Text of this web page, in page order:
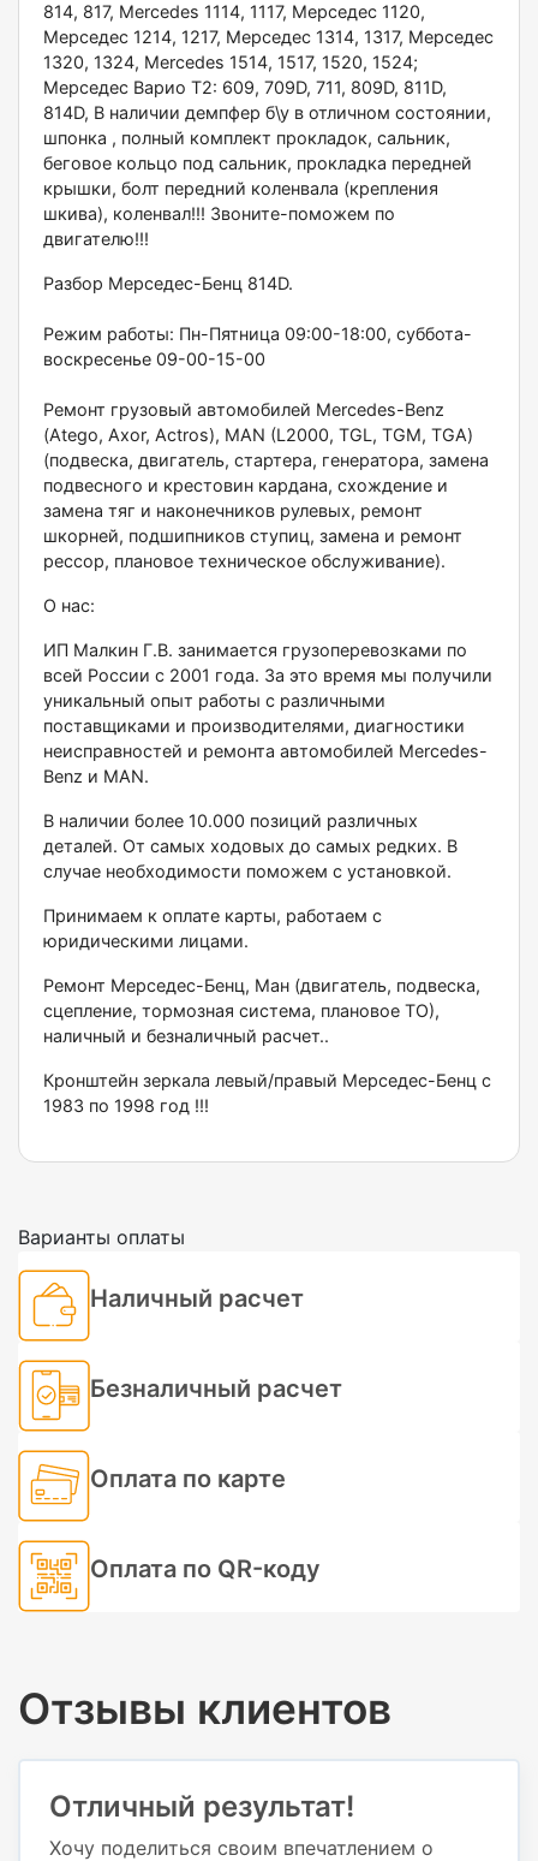
814, 817, Меrсedеs 1114, 1117, Mepсeдеc 1120,
Меpсeдeс 1214, 1217, Мерседес 1314, 1317, Мерседес
1320, 1324, Меrсеdеs 1514, 1517, 1520, 1524;
Мерседес Варио Т2: 609, 709D, 711, 809D, 811D,
814D, В наличии демпфер б\у в отличном состоянии,
шпонка , полный комплект прокладок, сальник,
беговое кольцо под сальник, прокладка передней
крышки, болт передний коленвала (крепления
шкива), коленвал!!! Звоните-поможем по
двигателю!!!
Разбор Мерседес-Бенц 814D.
Режим работы: Пн-Пятница 09:00-18:00, суббота-
воскресенье 09-00-15-00
Ремонт грузовый автомобилей Меrсеdеs-Веnz
(Аtеgо, Ахоr, Асtrоs), МАN (L2000, ТGL, ТGМ, ТGА)
(подвеска, двигатель, стартера, генератора, замена
подвесного и крестовин кардана, схождение и
замена тяг и наконечников рулевых, ремонт
шкорней, подшипников ступиц, замена и ремонт
рессор, плановое техническое обслуживание).
О нас:
ИП Малкин Г.В. занимается грузоперевозками по
всей России с 2001 года. За это время мы получили
уникальный опыт работы с различными
поставщиками и производителями, диагностики
неисправностей и ремонта автомобилей Меrсеdеs-
Веnz и МАN.
В наличии более 10.000 позиций различных
деталей. От самых ходовых до самых редких. В
случае необходимости поможем с установкой.
Принимаем к оплате карты, работаем с
юридическими лицами.
Ремонт Мерседес-Бенц, Ман (двигатель, подвеска,
сцепление, тормозная система, плановое ТО),
наличный и безналичный расчет..
Кронштейн зеркала левый/правый Мерседес-Бенц с
1983 по 1998 год !!!
Варианты оплаты
Наличный расчет
Безналичный расчет
Оплата по карте
Оплата по QR-коду
Отзывы клиентов
Отличный результат!
Хочу поделиться своим впечатлением о